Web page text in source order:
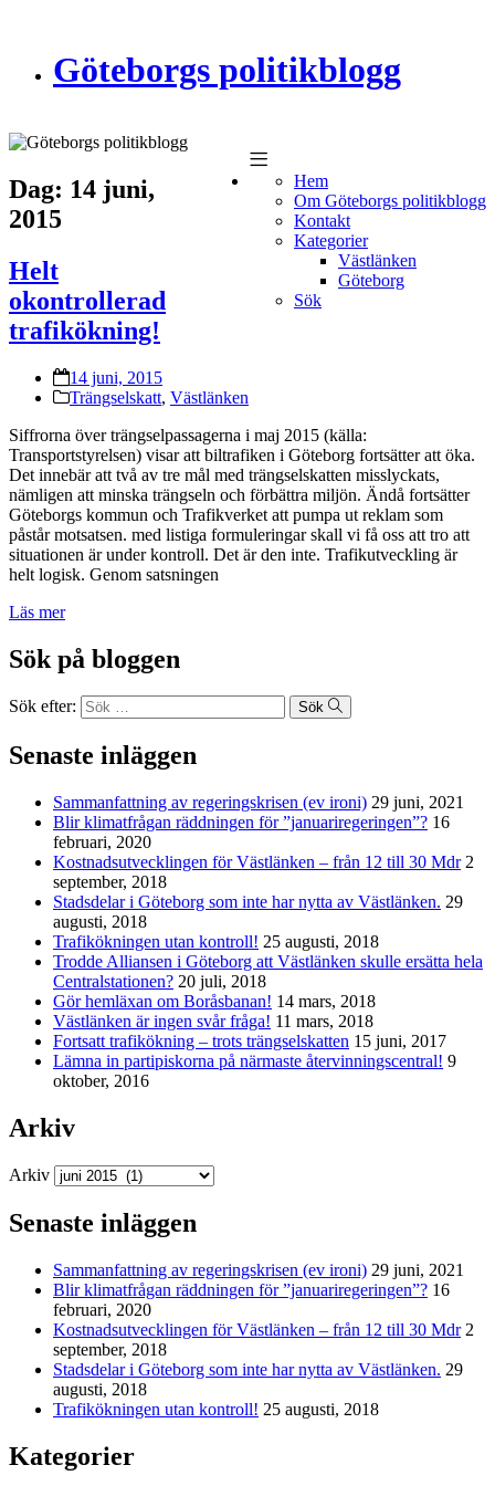
Göteborgs politikblogg
Hem
Om Göteborgs politikblogg
Kontakt
Kategorier
Västlänken
Göteborg
Sök
Dag: 14 juni,
2015
Helt
okontrollerad
trafikökning!
14 juni, 2015
Trängselskatt, Västlänken
Siffrorna över trängselpassagerna i maj 2015 (källa:
Transportstyrelsen) visar att biltrafiken i Göteborg fortsätter att öka.
Det innebär att två av tre mål med trängselskatten misslyckats,
nämligen att minska trängseln och förbättra miljön. Ändå fortsätter
Göteborgs kommun och Trafikverket att pumpa ut reklam som
påstår motsatsen. med listiga formuleringar skall vi få oss att tro att
situationen är under kontroll. Det är den inte. Trafikutveckling är
helt logisk. Genom satsningen
Läs mer
Sök på bloggen
Sök efter: Sök
Senaste inläggen
Sammanfattning av regeringskrisen (ev ironi) 29 juni, 2021
Blir klimatfrågan räddningen för ”januariregeringen”? 16
februari, 2020
Kostnadsutvecklingen för Västlänken – från 12 till 30 Mdr 2
september, 2018
Stadsdelar i Göteborg som inte har nytta av Västlänken. 29
augusti, 2018
Trafikökningen utan kontroll! 25 augusti, 2018
Trodde Alliansen i Göteborg att Västlänken skulle ersätta hela
Centralstationen? 20 juli, 2018
Gör hemläxan om Boråsbanan! 14 mars, 2018
Västlänken är ingen svår fråga! 11 mars, 2018
Fortsatt trafikökning – trots trängselskatten 15 juni, 2017
Lämna in partipiskorna på närmaste återvinningscentral! 9
oktober, 2016
Arkiv
Arkiv
Senaste inläggen
Sammanfattning av regeringskrisen (ev ironi) 29 juni, 2021
Blir klimatfrågan räddningen för ”januariregeringen”? 16
februari, 2020
Kostnadsutvecklingen för Västlänken – från 12 till 30 Mdr 2
september, 2018
Stadsdelar i Göteborg som inte har nytta av Västlänken. 29
augusti, 2018
Trafikökningen utan kontroll! 25 augusti, 2018
Kategorier